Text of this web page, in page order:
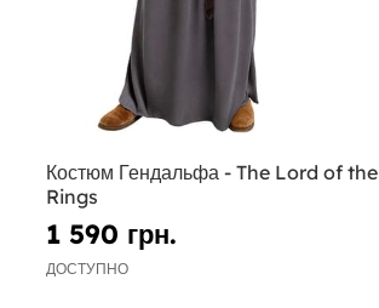
Костюм Гендальфа - The Lord of the
Rings
1 590 грн.
ДОСТУПНО